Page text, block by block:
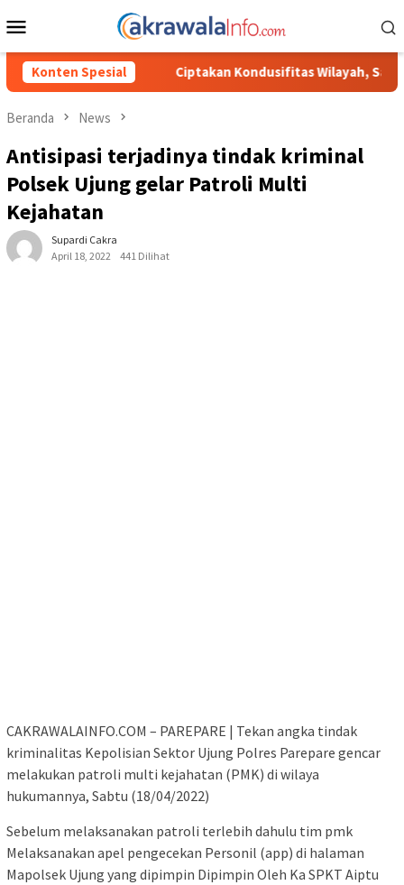
ke
Mobile
Konten Spesial
Ciptakan Kondusifitas Wilayah, Sat Samapta Polres Toraja
Beranda News
Antisipasi terjadinya tindak kriminal
Polsek Ujung gelar Patroli Multi
Kejahatan
Supardi Cakra
April 18, 2022
441 Dilihat
CAKRAWALAINFO.COM – PAREPARE | Tekan angka tindak
kriminalitas Kepolisian Sektor Ujung Polres Parepare gencar
melakukan patroli multi kejahatan (PMK) di wilaya
hukumannya, Sabtu (18/04/2022)
Sebelum melaksanakan patroli terlebih dahulu tim pmk
Melaksanakan apel pengecekan Personil (app) di halaman
Mapolsek Ujung yang dipimpin Dipimpin Oleh Ka SPKT Aiptu